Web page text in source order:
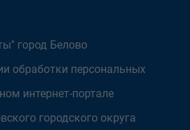
город Белово
обработки персональных
интернет-портале
городского округа